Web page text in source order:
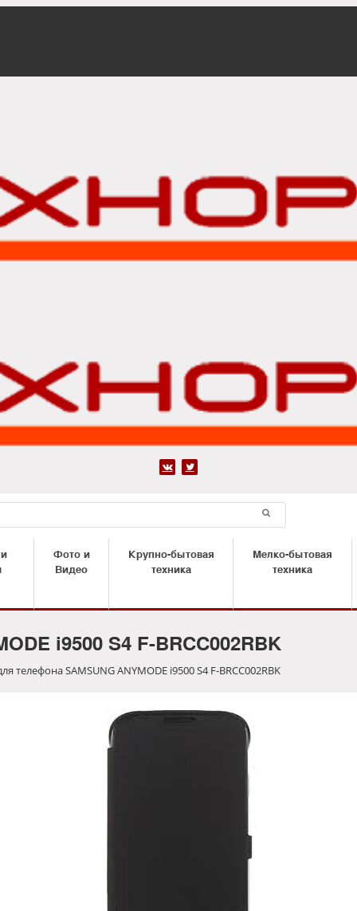
 
Фото и
Видео
Крупно-бытовая
техника
Мелко-бытовая
техника
i9500 S4 F-BRCC002RBK
телефона SAMSUNG ANYMODE i9500 S4 F-BRCC002RBK